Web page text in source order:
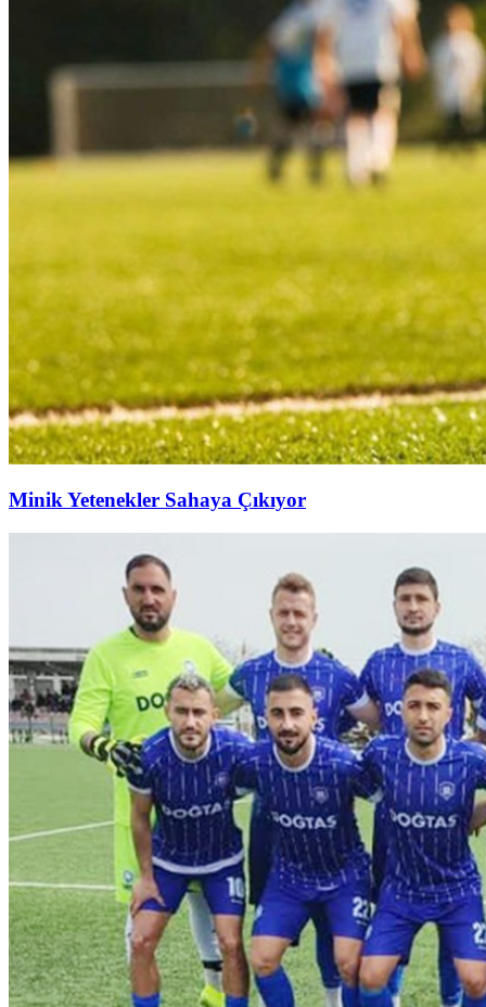
Minik Yetenekler Sahaya Çıkıyor